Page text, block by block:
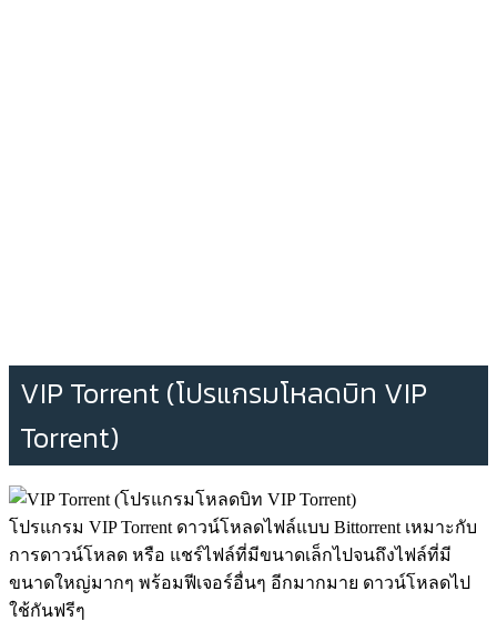
VIP Torrent (โปรแกรมโหลดบิท VIP
Torrent)
โปรแกรม VIP Torrent ดาวน์โหลดไฟล์แบบ Bittorrent เหมาะกับ
การดาวน์โหลด หรือ แชร์ไฟล์ที่มีขนาดเล็กไปจนถึงไฟล์ที่มี
ขนาดใหญ่มากๆ พร้อมฟีเจอร์อื่นๆ อีกมากมาย ดาวน์โหลดไป
ใช้กันฟรีๆ